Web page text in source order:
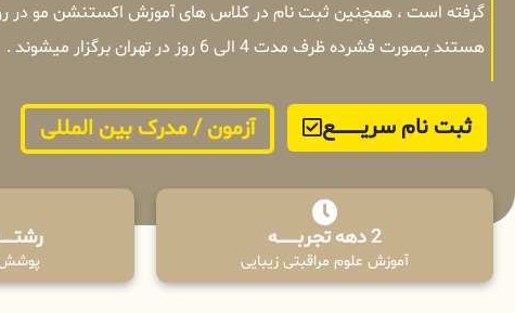
گرفته است ، همچنین ثبت نام در کلاس های آموزش اکستنشن مو در
هستند بصورت فشرده ظرف مدت 4 الی 6 روز در تهران برگزار میشوند .
ثبت نام سریــــــــــــع آزمون / مدرک بین المللی
2 دهه تجربـــــــــه
آموزش علوم مراقبتی زیبایی پوشش